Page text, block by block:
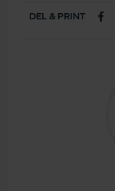
DEL & PRINT